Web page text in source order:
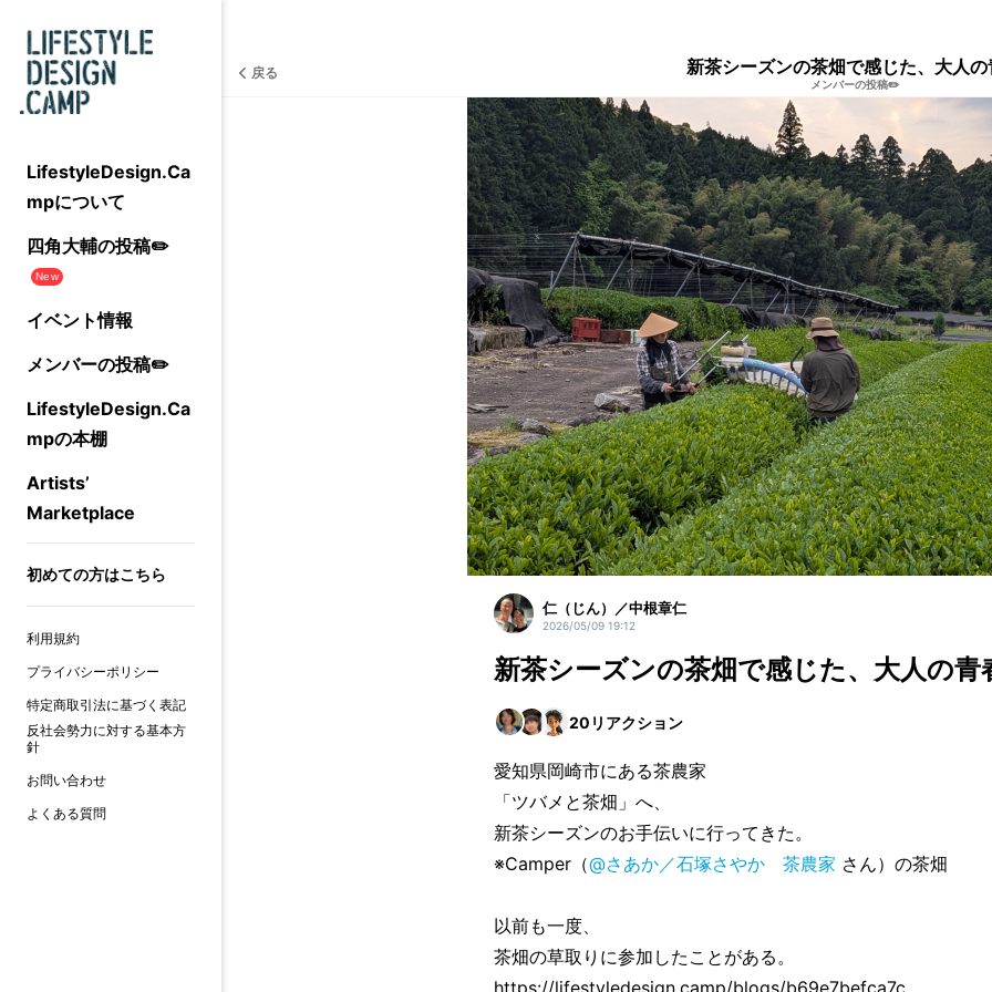
LifestyleDesign.Ca
mpについて
四角大輔の投稿✏️
New
イベント情報
メンバーの投稿✏️
LifestyleDesign.Ca
mpの本棚
Artists’
Marketplace
初めての方はこちら
利用規約
プライバシーポリシー
特定商取引法に基づく表記
反社会勢力に対する基本方
針
お問い合わせ
よくある質問
戻る 新茶シーズンの茶畑で感じた、大人の
メンバーの投稿✏️
仁（じん）／中根章仁
2026/05/09 19:12
新茶シーズンの茶畑で感じた、大人の青
20 リアクション
愛知県岡崎市にある茶農家
「ツバメと茶畑」へ、
新茶シーズンのお手伝いに行ってきた。
※Camper（@さあか／石塚さやか 茶農家 さん）の茶畑
以前も一度、
茶畑の草取りに参加したことがある。
https://lifestyledesign.camp/blogs/b69e7befca7c